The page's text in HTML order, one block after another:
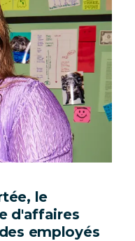
le
d'affaires
employés